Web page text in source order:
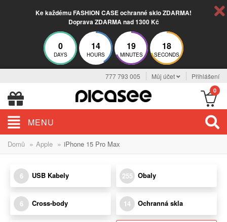
Ke každému FASHION CASE ochranné sklo ZDARMA!
Doprava ZDARMA nad 1300 Kč
0
DAYS
14
HOURS
19
MINUTES
17
SECONDS
777 793 005 Můj účet Přihlášení
0
MENU
Domů » Apple » iPhone 15 Pro Max
6 USB Kabely 255 Obaly
6 Cross-body 14 Ochranná skla